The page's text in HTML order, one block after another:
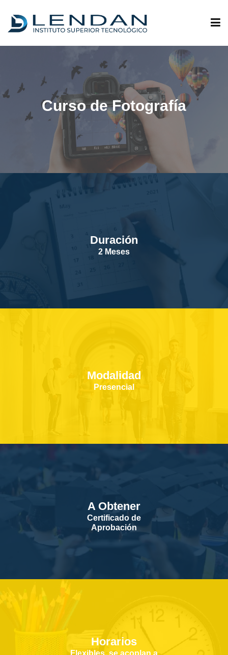
QUIÉNES SOMOS
OFERTA ACADÉMICA
INVESTIGACIÓN
Curso de Fotografía
Duración
2 Meses
Modalidad
Presencial
A Obtener
Certificado de
Aprobación
Horarios
Flexibles, se acoplan a